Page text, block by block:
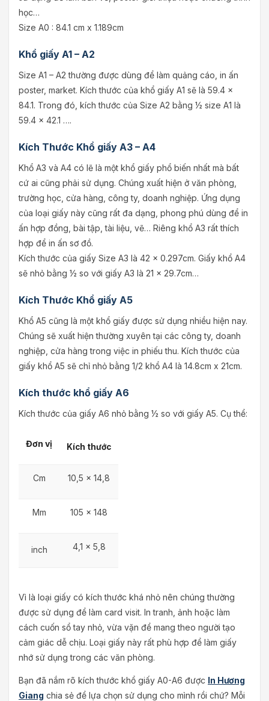
học…
Size A0 : 84.1 cm x 1.189cm
Khổ giấy A1 – A2
Size A1 – A2 thường được dùng để làm quảng cáo, in ấn
poster, market. Kích thước của khổ giấy A1 sẽ là 59.4 x
84.1. Trong đó, kích thước của Size A2 bằng ½ size A1 là
59.4 x 42.1 ….
Kích Thước Khổ giấy A3 – A4
Khổ A3 và A4 có lẽ là một khổ giấy phổ biến nhất mà bất
cứ ai cũng phải sử dụng. Chúng xuất hiện ở văn phòng,
trường học, cửa hàng, công ty, doanh nghiệp. Ứng dụng
của loại giấy này cũng rất đa dạng, phong phú dùng để in
ấn hợp đồng, bài tập, tài liệu, vẽ… Riêng khổ A3 rất thích
hợp để in ấn sơ đồ.
Kích thước của giấy Size A3 là 42 x 0.297cm. Giấy khổ A4
sẽ nhỏ bằng ½ so với giấy A3 là 21 x 29.7cm…
Kích Thước Khổ giấy A5
Khổ A5 cũng là một khổ giấy được sử dụng nhiều hiện nay.
Chúng sẽ xuất hiện thường xuyên tại các công ty, doanh
nghiệp, cửa hàng trong việc in phiếu thu. Kích thước của
giấy khổ A5 sẽ chỉ nhỏ bằng 1/2 khổ A4 là 14.8cm x 21cm.
Kích thước khổ giấy A6
Kích thước của giấy A6 nhỏ bằng ½ so với giấy A5. Cụ thể:
Đơn vị Kích thước
Cm 10,5 x 14,8
Mm 105 x 148
inch 4,1 × 5,8
Vì là loại giấy có kích thước khá nhỏ nên chúng thường
được sử dụng để làm card visit. In tranh, ảnh hoặc làm
cách cuốn sổ tay nhỏ, vừa vặn để mang theo người tạo
cảm giác dễ chịu. Loại giấy này rất phù hợp để làm giấy
nhớ sử dụng trong các văn phòng.
Bạn đã nắm rõ kích thước khổ giấy A0-A6 được In Hương
Giang chia sẻ để lựa chọn sử dụng cho mình rồi chứ? Mỗi